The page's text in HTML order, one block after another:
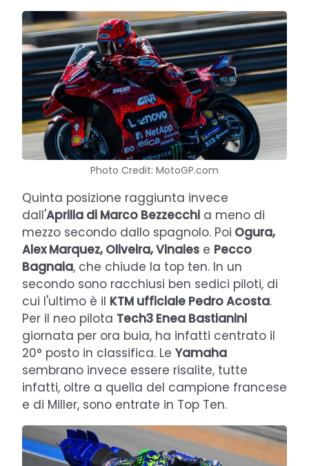
Photo Credit: MotoGP.com
Quinta posizione raggiunta invece
dall'Aprilia di Marco Bezzecchi a meno di
mezzo secondo dallo spagnolo. Poi Ogura,
Alex Marquez, Oliveira, Vinales e Pecco
Bagnaia, che chiude la top ten. In un
secondo sono racchiusi ben sedici piloti, di
cui l'ultimo è il KTM ufficiale Pedro Acosta.
Per il neo pilota Tech3 Enea Bastianini
giornata per ora buia, ha infatti centrato il
20° posto in classifica. Le Yamaha
sembrano invece essere risalite, tutte
infatti, oltre a quella del campione francese
e di Miller, sono entrate in Top Ten.